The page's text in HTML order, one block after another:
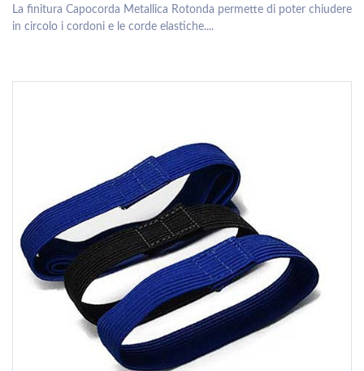
La finitura Capocorda Metallica Rotonda permette di poter chiudere
in circolo i cordoni e le corde elastiche....